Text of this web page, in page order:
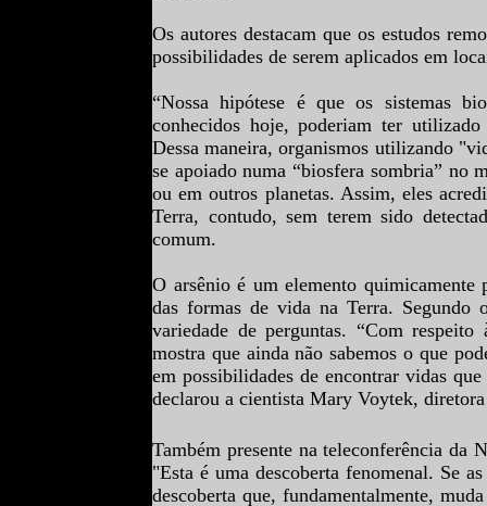
Os autores destacam que os estudos
possibilidades de serem aplicados em
“Nossa hipótese é que os sistemas
conhecidos hoje, poderiam ter
Dessa maneira, organismos utilizando
se apoiado numa “biosfera sombria” no
ou em outros planetas. Assim, eles
Terra, contudo, sem terem sido
comum.
O arsênio é um elemento
das formas de vida na Terra. Segundo
variedade de perguntas. “Com
mostra que ainda não sabemos o que
em possibilidades de encontrar vidas
declarou a cientista Mary Voytek,
Também presente na teleconferência da
"Esta é uma descoberta fenomenal. Se
descoberta que, fundamentalmente,